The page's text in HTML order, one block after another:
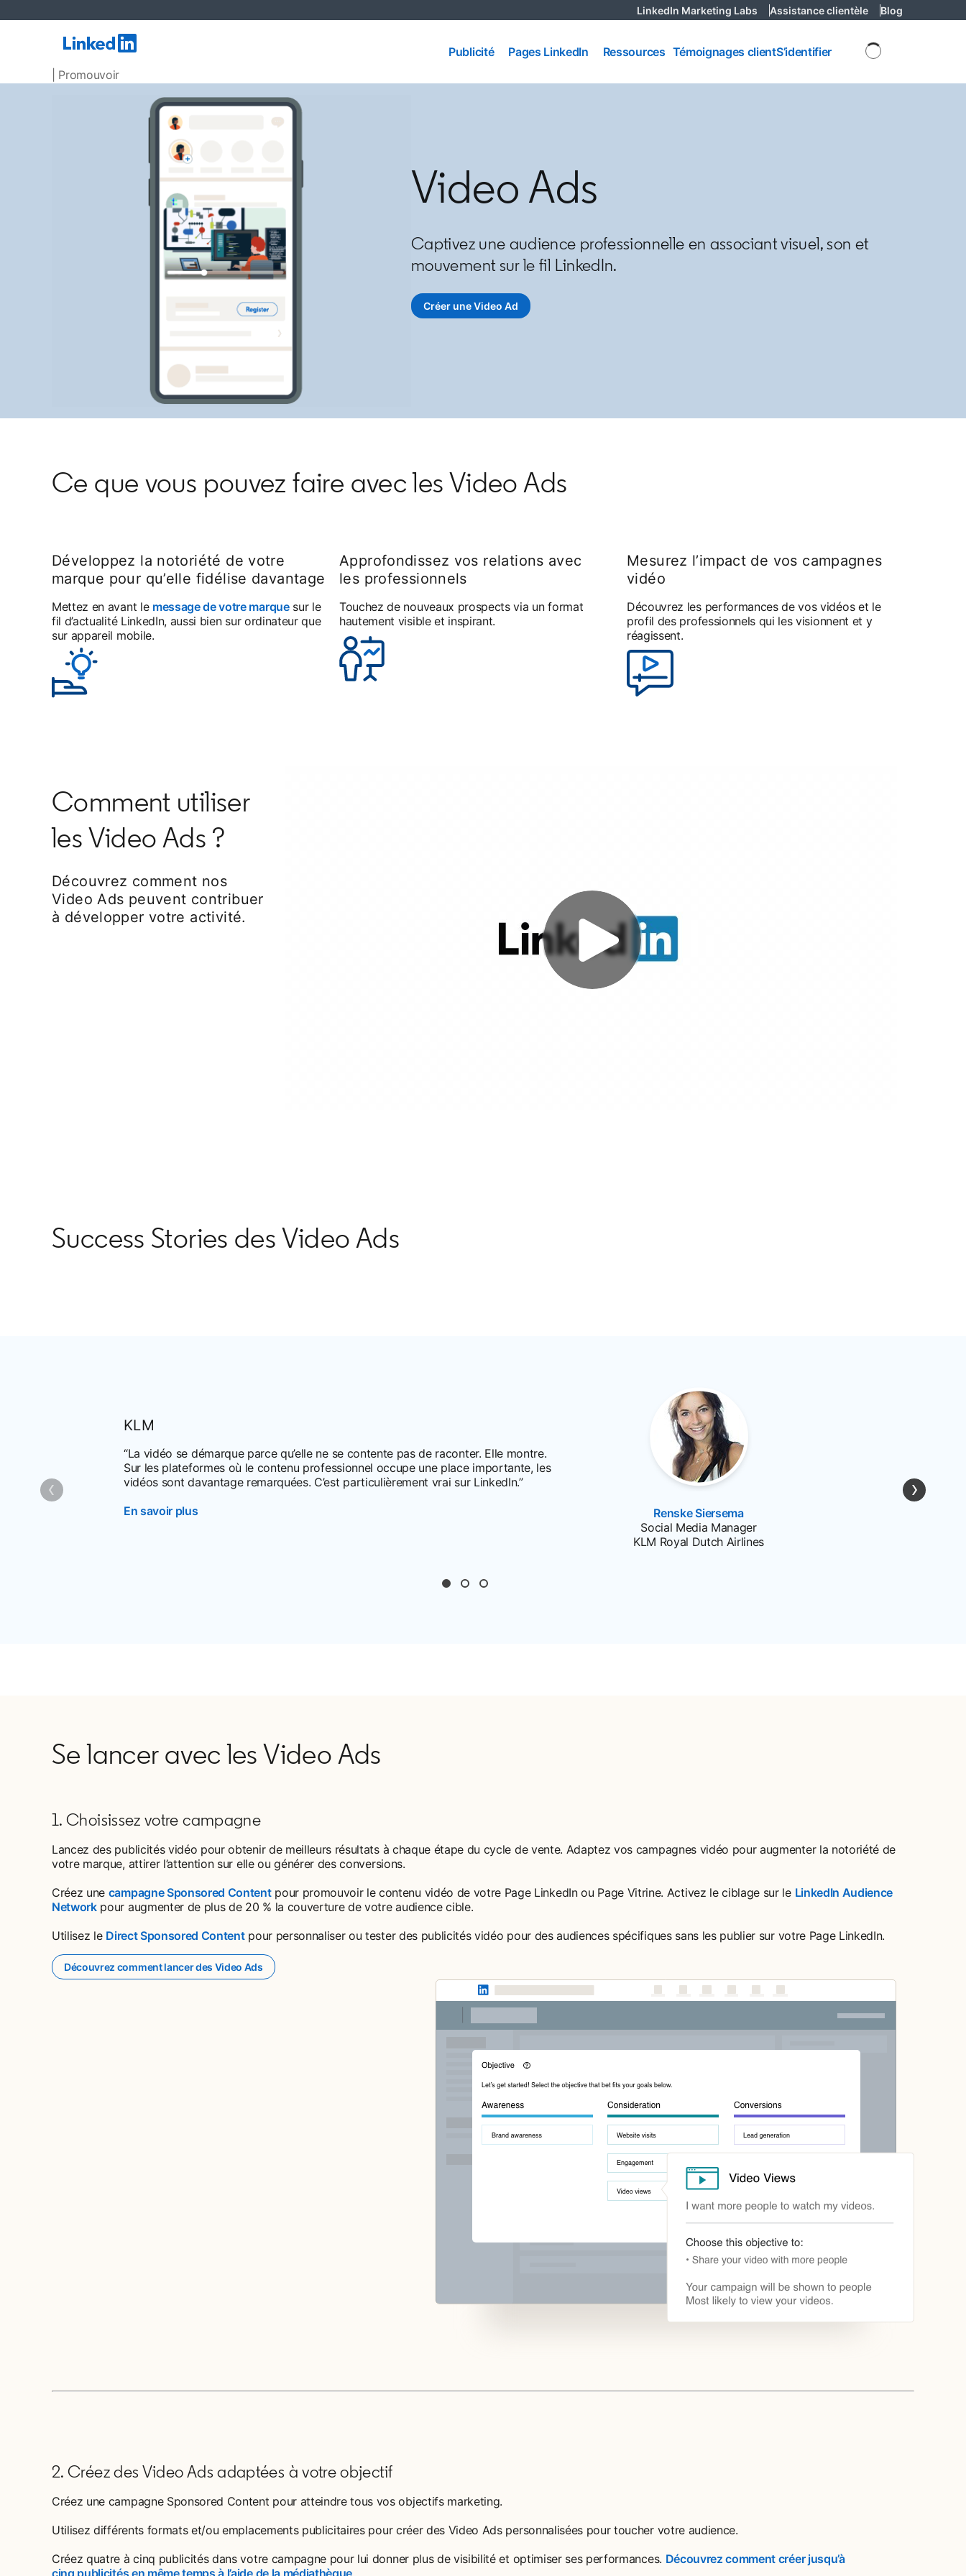
LinkedIn Marketing Labs opens in a new tab
Assistance clientèleopens in a new tab
Blog
| Promouvoir
Publicité
Publicité
Pages
LinkedIn
Pages LinkedIn Ressources
Ressources Témoignages clientS’identifier
Video Ads
Captivez une audience professionnelle en associant visuel, son et
mouvement sur le fil LinkedIn.
Créer une Video Ad
opens in a new tab
Ce que vous pouvez faire avec les Video Ads
Développez la notoriété de votre
marque pour qu’elle fidélise davantage
Mettez en avant le message de votre marquesur le
fil d’actualité LinkedIn, aussi bien sur ordinateur que
sur appareil mobile.
Approfondissez vos relations avec
les professionnels
Touchez de nouveaux prospects via un format
hautement visible et inspirant.
Mesurez l’impact de vos campagnes
vidéo
Découvrez les performances de vos vidéos et le
profil des professionnels qui les visionnent et y
réagissent.
Comment utiliser
les Video Ads ?
Découvrez comment nos
Video Ads peuvent contribuer
à développer votre activité.
Success Stories des Video Ads
KLM
“La vidéo se démarque parce qu’elle ne se contente pas de raconter. Elle montre.
Sur les plateformes où le contenu professionnel occupe une place importante, les
vidéos sont davantage remarquées. C’est particulièrement vrai sur LinkedIn.”
En savoir plus
Renske Siersemaopens in a new tab
Social Media Manager
KLM Royal Dutch Airlines
Se lancer avec les Video Ads
1. Choisissez votre campagne
Lancez des publicités vidéo pour obtenir de meilleurs résultats à chaque étape du cycle de vente. Adaptez vos campagnes vidéo pour augmenter la notoriété de
votre marque, attirer l’attention sur elle ou générer des conversions.
Créez une campagne Sponsored Contentpour promouvoir le contenu vidéo de votre Page LinkedIn ou Page Vitrine. Activez le ciblage sur le LinkedIn Audience
Networkpour augmenter de plus de 20 % la couverture de votre audience cible.
Utilisez le Direct Sponsored Contentopens in a new tab
pour personnaliser ou tester des publicités vidéo pour des audiences spécifiques sans les publier sur votre Page LinkedIn.
Découvrez comment lancer des Video Ads
opens in a new tab
2. Créez des Video Ads adaptées à votre objectif
Créez une campagne Sponsored Content pour atteindre tous vos objectifs marketing.
Utilisez différents formats et/ou emplacements publicitaires pour créer des Video Ads personnalisées pour toucher votre audience.
Créez quatre à cinq publicités dans votre campagne pour lui donner plus de visibilité et optimiser ses performances. Découvrez comment créer jusqu’à
cinq publicités en même temps à l’aide de la médiathèque